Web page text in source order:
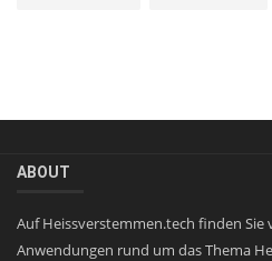
ABOUT
Auf Heissverstemmen.tech finden Sie
Anwendungen rund um das Thema